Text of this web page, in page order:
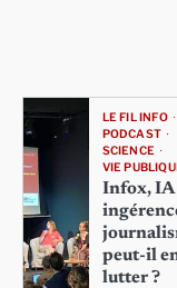
LE FIL INFO
PODCAST
SCIENCE
VIE
Infox, IA
peut-il
lutter ?